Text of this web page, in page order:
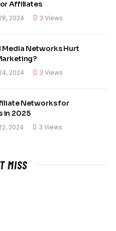
Affiliates
2024 3 Views
Media Networks Hurt
2024 3 Views
Networks for
in 2025
2024 3 Views
MISS